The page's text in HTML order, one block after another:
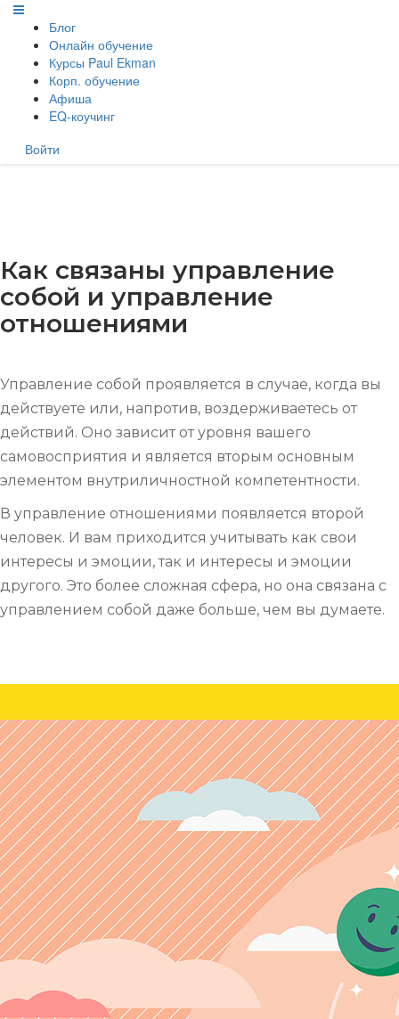
Блог
Онлайн обучение
Курсы Paul Ekman
Корп. обучение
Афиша
EQ-коучинг
Войти
Как связаны управление
собой и управление
отношениями
Управление собой проявляется в случае, когда вы
действуете или, напротив, воздерживаетесь от
действий. Оно зависит от уровня вашего
самовосприятия и является вторым основным
элементом внутриличностной компетентности.
В управление отношениями появляется второй
человек. И вам приходится учитывать как свои
интересы и эмоции, так и интересы и эмоции
другого. Это более сложная сфера, но она связана с
управлением собой даже больше, чем вы думаете.